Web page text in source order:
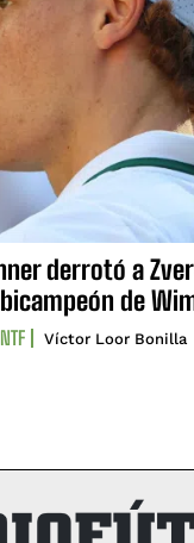
derrotó a
de
Víctor Loor Bonilla